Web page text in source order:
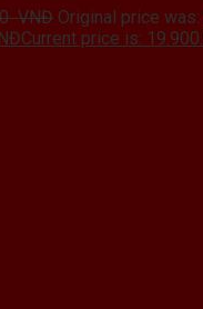
VNĐ Original price
Current price is: